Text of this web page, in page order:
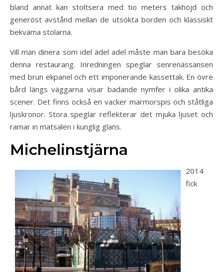
bland annat kan stoltsera med tio meters takhöjd och
generöst avstånd mellan de utsökta borden och klassiskt
bekväma stolarna.
Vill man dinera som idel ädel adel måste man bara besöka
denna restaurang. Inredningen speglar senrenässansen
med brun ekpanel och ett imponerande kassettak. En övre
bård längs väggarna visar badande nymfer i olika antika
scener. Det finns också en vacker marmorspis och ståtliga
ljuskronor. Stora speglar reflekterar det mjuka ljuset och
ramar in matsalen i kunglig glans.
Michelinstjärna
2014
fick